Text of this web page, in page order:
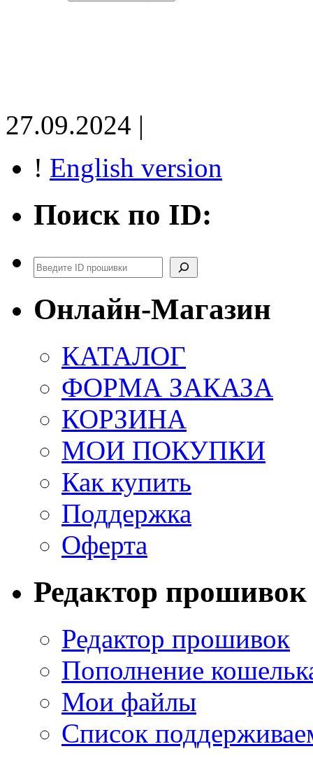
27.09.2024 |
! English version
Поиск по ID:
Поиск
Онлайн-Магазин
КАТАЛОГ
ФОРМА ЗАКАЗА
КОРЗИНА
МОИ ПОКУПКИ
Как купить
Поддержка
Оферта
Редактор прошивок
Редактор прошивок
Пополнение
Мои файлы
Список